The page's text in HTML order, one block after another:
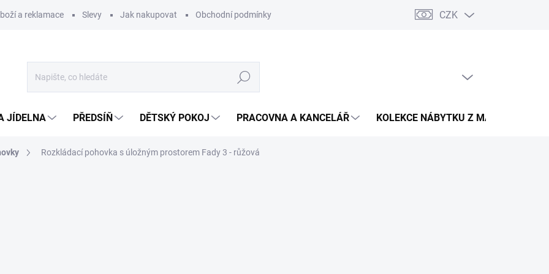
a reklamace Slevy Jak nakupovat Obchodní podmínky Podmínky ochrany osobních údajů Pojištění zásilky
CZK
Hledat
JÍDELNA PŘEDSÍŇ DĚTSKÝ POKOJ PRACOVNA A KANCELÁŘ KOLEKCE NÁBYTKU Z MASIVU
Rozkládací pohovka s úložným prostorem Fady 3 - růžová